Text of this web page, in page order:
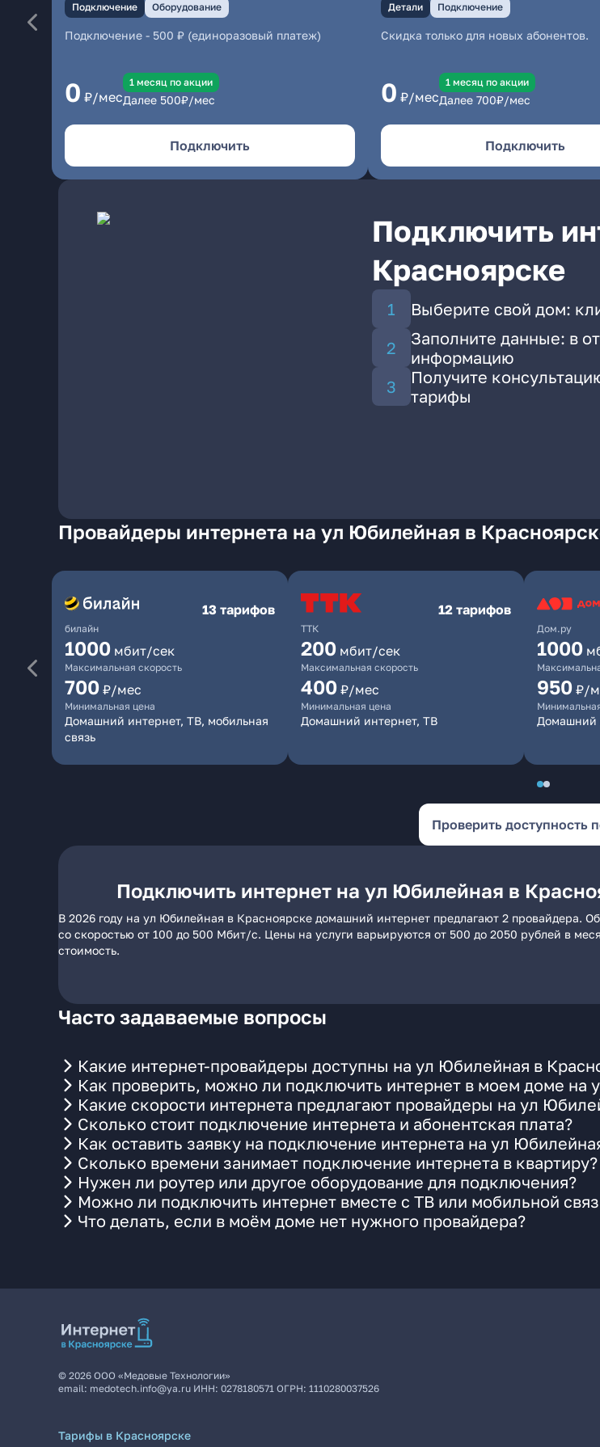
Подключение Оборудование
Подключение - 500 ₽ (единоразовый платеж)
0 ₽/мес
1 месяц по акции
Далее 500₽/мес
Подключить
Детали Подключение
Скидка только для новых абонентов.
0 ₽/мес
1 месяц по акции
Далее 700₽/мес
Подключить
Подключить
Красноярске
Выберите свой дом:
Заполните данные: в
информацию
Получите
тарифы
Провайдеры интернета на ул Юбилейная в
билайн
13 тарифов
1000 мбит/сек
Максимальная скорость
700 ₽/мес
Минимальная цена
Домашний интернет, ТВ, мобильная
связь
ТТК
12 тарифов
200 мбит/сек
Максимальная скорость
400 ₽/мес
Минимальная цена
Домашний интернет, ТВ
Дом.ру
1000
950 ₽/
Домашний
Проверить доступность
Подключить интернет на ул Юбилейная в
В 2026 году на ул Юбилейная в Красноярске домашний интернет предлагают 2 провайдера.
со скоростью от 100 до 500 Мбит/с. Цены на услуги варьируются от 500 до 2050 рублей в
стоимость.
Часто задаваемые вопросы
Какие интернет-провайдеры доступны на ул Юбилейная в
Как проверить, можно ли подключить интернет в моем доме на
Какие скорости интернета предлагают провайдеры на ул
Сколько стоит подключение интернета и абонентская плата?
Как оставить заявку на подключение интернета на ул
Сколько времени занимает подключение интернета в квартиру?
Нужен ли роутер или другое оборудование для подключения?
Можно ли подключить интернет вместе с ТВ или мобильной
Что делать, если в моём доме нет нужного провайдера?
© 2026 ООО «Медовые Технологии»
email: medotech.info@ya.ru ИНН: 0278180571 ОГРН: 1110280037526
Тарифы в Красноярске